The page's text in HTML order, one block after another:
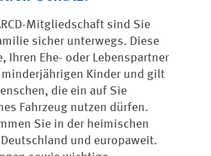
Mitgliedschaft sind Sie
sicher unterwegs. Diese
Ihren Ehe- oder Lebenspartner
Kinder und gilt
die ein auf Sie
Fahrzeug nutzen dürfen.
Sie in der heimischen
und europaweit.